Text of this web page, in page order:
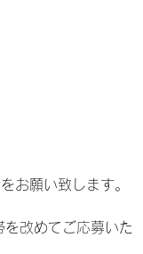
お願い致します。
改めてご応募いた